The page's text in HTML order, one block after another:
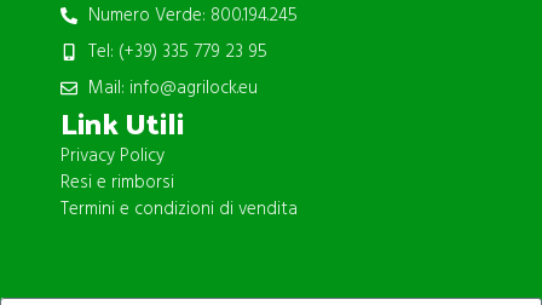
Numero Verde: 800.194.245
Tel: (+39) 335 779 23 95
Mail: info@agrilock.eu
Link Utili
Privacy Policy
Resi e rimborsi
Termini e condizioni di vendita